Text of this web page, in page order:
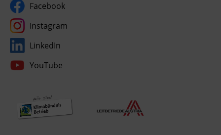
Facebook
Instagram
LinkedIn
YouTube